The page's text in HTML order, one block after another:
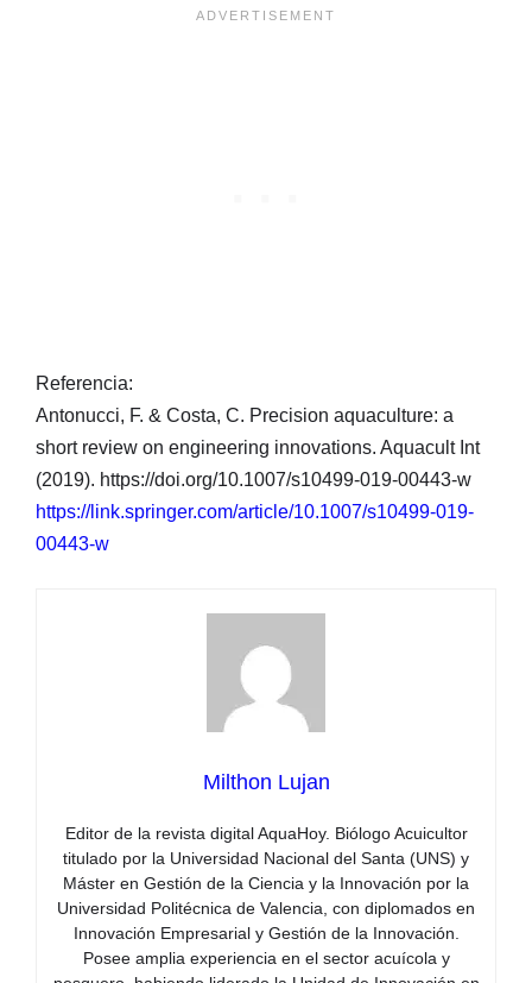
Referencia:
Antonucci, F. & Costa, C. Precision aquaculture: a
short review on engineering innovations. Aquacult Int
(2019). https://doi.org/10.1007/s10499-019-00443-w
https://link.springer.com/article/10.1007/s10499-019-
00443-w
Milthon Lujan
Editor de la revista digital AquaHoy. Biólogo Acuicultor
titulado por la Universidad Nacional del Santa (UNS) y
Máster en Gestión de la Ciencia y la Innovación por la
Universidad Politécnica de Valencia, con diplomados en
Innovación Empresarial y Gestión de la Innovación.
Posee amplia experiencia en el sector acuícola y